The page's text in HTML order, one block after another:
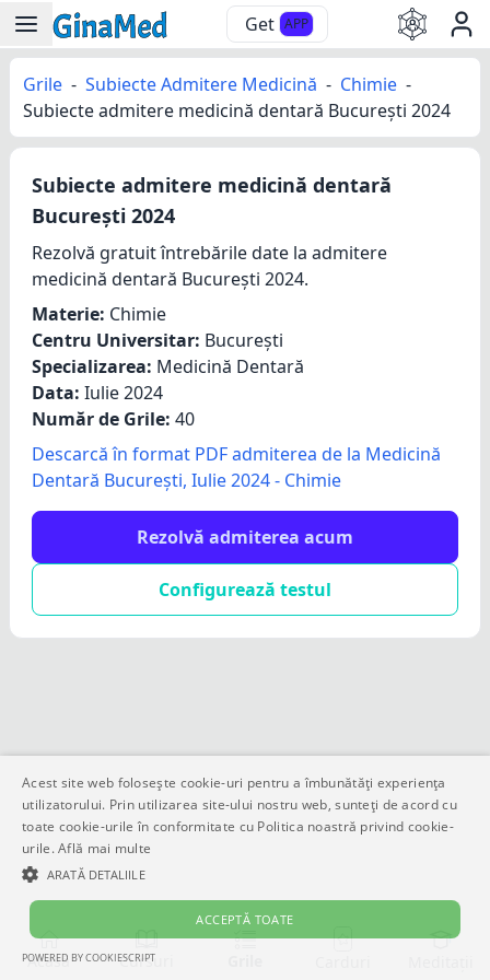
Get APP
Grile - Subiecte Admitere Medicină - Chimie -
Subiecte admitere medicină dentară București 2024
Subiecte admitere medicină dentară
București 2024
Rezolvă gratuit întrebările date la admitere
medicină dentară București 2024.
Materie: Chimie
Centru Universitar: București
Specializarea: Medicină Dentară
Data: Iulie 2024
Număr de Grile: 40
Descarcă în format PDF admiterea de la Medicină
Dentară București, Iulie 2024 - Chimie
Rezolvă admiterea acum
Configurează testul
Acasă Cursuri
Acest site web folosește cookie-uri pentru a îmbunătăți experiența
utilizatorului. Prin utilizarea site-ului nostru web, sunteți de acord cu
toate cookie-urile în conformitate cu Politica noastră privind cookie-
urile.Află mai multe
ARATĂ DETALIILE
ACCEPTĂ TOATE
STRICT NECESARE
POWERED BY COOKIESCRIPT